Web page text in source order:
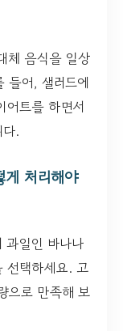
체 음식을 일상
들어, 샐러드에
어트를 하면서
.
처리해야
과일인 바나나
선택하세요. 고
으로 만족해 보